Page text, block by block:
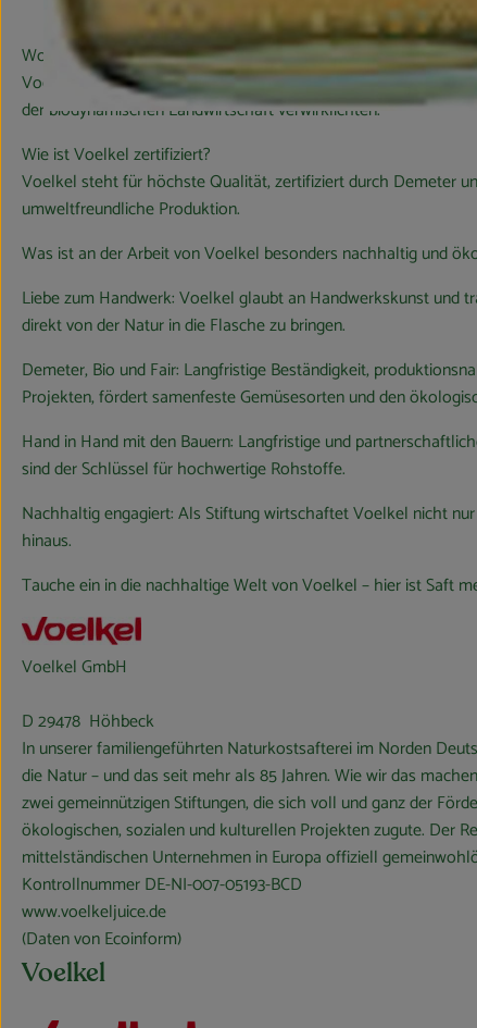
Wo liegt der Betrieb?
Voelkel ist tief in der Natur des Wendlands, Niedersachsen,
der biodynamischen Landwirtschaft verwirklichten.
Wie ist Voelkel zertifiziert?
Voelkel steht für höchste Qualität, zertifiziert durch Demeter
umweltfreundliche Produktion.
Was ist an der Arbeit von Voelkel besonders nachhaltig und
Liebe zum Handwerk: Voelkel glaubt an Handwerkskunst
direkt von der Natur in die Flasche zu bringen.
Demeter, Bio und Fair: Langfristige Beständigkeit,
Projekten, fördert samenfeste Gemüsesorten und den
Hand in Hand mit den Bauern: Langfristige und
sind der Schlüssel für hochwertige Rohstoffe.
Nachhaltig engagiert: Als Stiftung wirtschaftet Voelkel nicht
hinaus.
Tauche ein in die nachhaltige Welt von Voelkel – hier ist Saft
Voelkel GmbH
D 29478 Höhbeck
In unserer familiengeführten Naturkostsafterei im Norden
die Natur – und das seit mehr als 85 Jahren. Wie wir das
zwei gemeinnützigen Stiftungen, die sich voll und ganz der
ökologischen, sozialen und kulturellen Projekten zugute. Der
mittelständischen Unternehmen in Europa offiziell
Kontrollnummer DE-NI-007-05193-BCD
www.voelkeljuice.de
(Daten von Ecoinform)
Voelkel